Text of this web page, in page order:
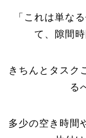
「これは単な
て、隙間
きちんとタスク
る
多少の空き時間